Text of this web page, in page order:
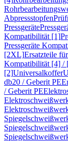
Abpressstopfen
Pressgeräte
Kompatibilität [1]
Pressgeräte
[2XL]Ersatzteile
Kompatibilität [4] /
[2]Universalkoffer
db20 / Geberit PE
/ Geberit PE